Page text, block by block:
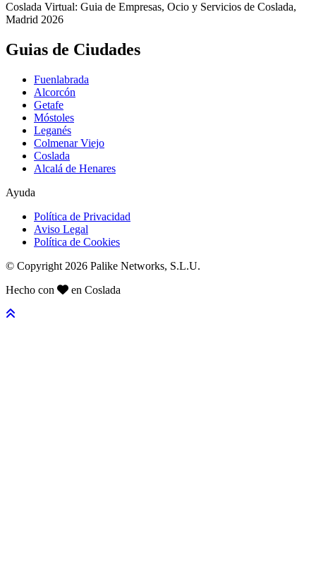
Coslada Virtual: Guia de Empresas, Ocio y Servicios de Coslada,
Madrid 2026
Guias de Ciudades
Fuenlabrada
Alcorcón
Getafe
Móstoles
Leganés
Colmenar Viejo
Coslada
Alcalá de Henares
Ayuda
Política de Privacidad
Aviso Legal
Política de Cookies
© Copyright 2026 Palike Networks, S.L.U.
Hecho con
en Coslada